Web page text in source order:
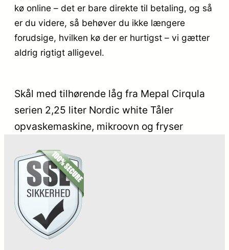
kø online – det er bare direkte til betaling, og så
er du videre, så behøver du ikke længere
forudsige, hvilken kø der er hurtigst – vi gætter
aldrig rigtigt alligevel.
Skål med tilhørende låg fra Mepal Cirqula
serien 2,25 liter Nordic white Tåler
opvaskemaskine, mikroovn og fryser